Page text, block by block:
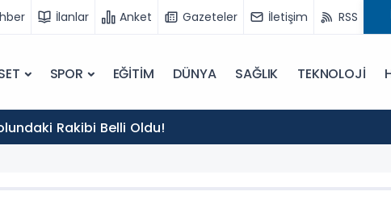
İlanlar Anket Gazeteler İletişim RSS
SPOR EĞİTİM DÜNYA SAĞLIK TEKNOLOJİ
Rakibi Belli Oldu!